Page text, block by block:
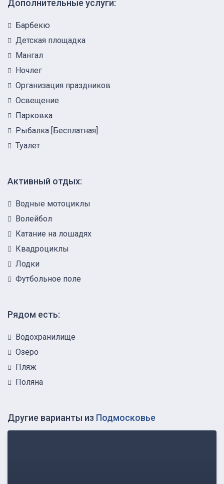
Дополнительные услуги:
Барбекю
Детская площадка
Мангал
Ночлег
Организация праздников
Освещение
Парковка
Рыбалка [Бесплатная]
Туалет
Активный отдых:
Водные мотоциклы
Волейбол
Катание на лошадях
Квадроциклы
Лодки
Футбольное поле
Рядом есть:
Водохранилище
Озеро
Пляж
Поляна
Другие варианты из Подмосковье